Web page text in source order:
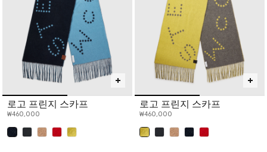
로고 프린지 스카프
₩460,000
로고 프린지 스카프
₩460,000